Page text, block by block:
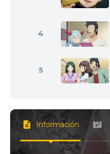
4
5
Información